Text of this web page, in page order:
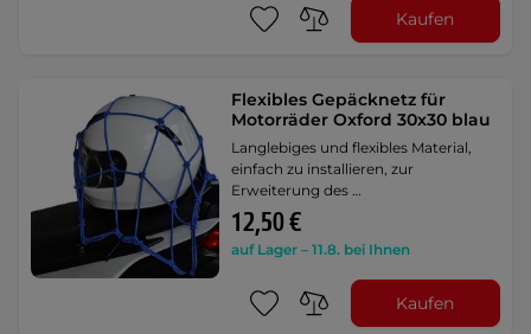
Kaufen
Flexibles Gepäcknetz für
Motorräder Oxford 30x30 blau
Langlebiges und flexibles Material,
einfach zu installieren, zur
Erweiterung des …
12,50 €
auf Lager – 11.8. bei Ihnen
Kaufen